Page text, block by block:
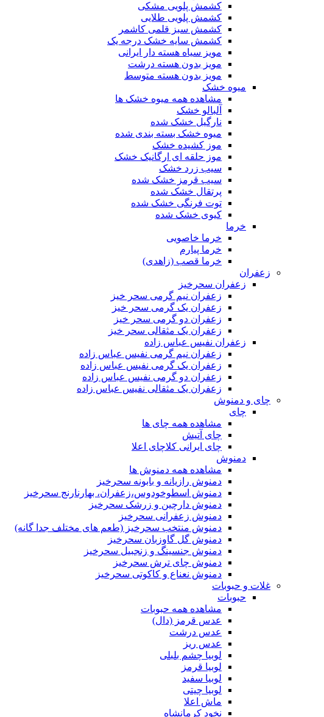
کشمش پلویی مشکی
کشمش پلویی طلایی
کشمش سبز قلمی کاشمر
کشمش سایه خشک درجه یک
مویز سیاه هسته دار ایرانی
مویز بدون هسته درشت
مویز بدون هسته متوسط
میوه خشک
مشاهده همه میوه خشک ها
آلبالو خشک
نارگیل خشک شده
میوه خشک بسته بندی شده
موز کشیده خشک
موز حلقه ای ارگانیک خشک
سیب زرد خشک
سیب قرمز خشک شده
پرتقال خشک شده
توت فرنگی خشک شده
کیوی خشک شده
خرما
خرما خاصویی
خرما پیارم
خرما قصب (زاهدی)
زعفران
زعفران سحرخیز
زعفران نیم گرمی سحر خیز
زعفران یک گرمی سحر خیز
زعفران دو گرمی سحر خیز
زعفران یک مثقالی سحر خیز
زعفران نفیس عباس زاده
زعفران نیم گرمی نفیس عباس زاده
زعفران یک گرمی نفیس عباس زاده
زعفران دو گرمی نفیس عباس زاده
زعفران یک مثقالی نفیس عباس زاده
چای و دمنوش
چای
مشاهده همه چای ها
چای آتیش
چای ایرانی کلاچای اعلا
دمنوش
مشاهده همه دمنوش ها
دمنوش رازیانه و بابونه سحرخیز
دمنوش اسطوخودوس،زعفران، بهارنارنج سحرخیز
دمنوش دارچین و زرشک سحرخیز
دمنوش زعفرانی سحرخیز
دمنوش منتخب سحرخیز (طعم های مختلف جدا گانه)
دمنوش گل گاوزبان سحرخیز
دمنوش جنسینگ و زنجبیل سحرخیز
دمنوش چای ترش سحرخیز
دمنوش نعناع و کاکوتی سحرخیز
غلات و حبوبات
حبوبات
مشاهده همه حبوبات
عدس قرمز (دال)
عدس درشت
عدس ریز
لوبیا چشم بلبلی
لوبیا قرمز
لوبیا سفید
لوبیا چیتی
ماش اعلا
نخود کرمانشاه